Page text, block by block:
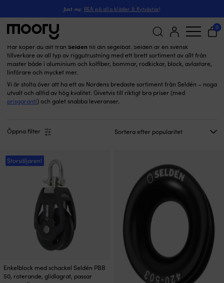
Just nu: REA på alla kläder & flytvästar!
Sök
efter:
0
Seldén
Här köper du allt från Seldéntill din segelbåt. Seldén är en svensk
tillverkare av all typ av riggutrustning med ett brett sortiment av allt från
master både i aluminium och kolfiber, bommar, rodkickar, block, avlastare,
linförare och mycket mer.
Vi är stolta över att ha ett av Nordens bredaste sortiment från Seldén – noga
utvalt och alltid av hög kvalitet. Givetvis till riktigt bra priser (med
prisgaranti) och galet snabba leveranser.
Öppna filter
Storsäljaren!
Enkelblock med schackel Seldén PBB
50, roterande, glidlagrat, passar